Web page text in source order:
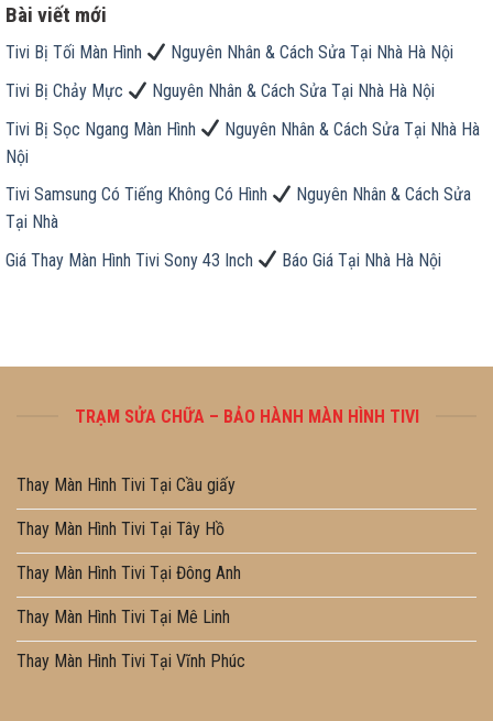
Bài viết mới
Tivi Bị Tối Màn Hình
Nguyên Nhân & Cách Sửa Tại Nhà Hà Nội
Tivi Bị Chảy Mực
Nguyên Nhân & Cách Sửa Tại Nhà Hà Nội
Tivi Bị Sọc Ngang Màn Hình
Nguyên Nhân & Cách Sửa Tại Nhà Hà
Nội
Tivi Samsung Có Tiếng Không Có Hình
Nguyên Nhân & Cách Sửa
Tại Nhà
Giá Thay Màn Hình Tivi Sony 43 Inch
Báo Giá Tại Nhà Hà Nội
TRẠM SỬA CHỮA – BẢO HÀNH MÀN HÌNH TIVI
Thay Màn Hình Tivi Tại Cầu giấy
Thay Màn Hình Tivi Tại Tây Hồ
Thay Màn Hình Tivi Tại Đông Anh
Thay Màn Hình Tivi Tại Mê Linh
Thay Màn Hình Tivi Tại Vĩnh Phúc